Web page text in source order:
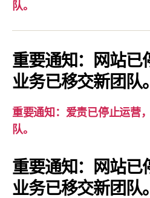
队。
重要通知：网站已
业务已移交新团队。
重要通知：爱责已停止运营
队。
重要通知：网站已
业务已移交新团队。